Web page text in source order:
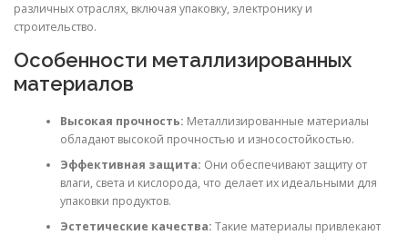
различных отраслях, включая упаковку, электронику и
строительство.
Особенности металлизированных
материалов
Высокая прочность: Металлизированные материалы
обладают высокой прочностью и износостойкостью.
Эффективная защита: Они обеспечивают защиту от
влаги, света и кислорода, что делает их идеальными для
упаковки продуктов.
Эстетические качества: Такие материалы привлекают